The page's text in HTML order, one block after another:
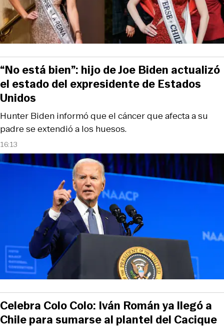
16:13
Hunter Biden informó que el cáncer que afecta a su
padre se extendió a los huesos.
“No está bien”: hijo de Joe Biden actualizó
el estado del expresidente de Estados
Unidos
Celebra Colo Colo: Iván Román ya llegó a
Chile para sumarse al plantel del Cacique